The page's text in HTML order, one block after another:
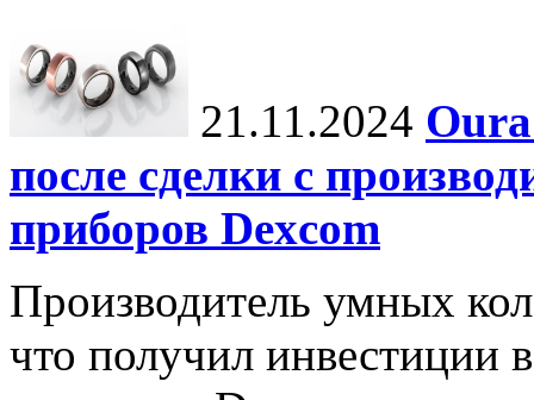
21.11.2024
после сделки с
приборов Dexcom
Производитель умных
что получил инвестиции